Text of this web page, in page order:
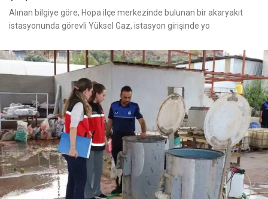
Alınan bilgiye göre, Hopa ilçe merkezinde bulunan bir akaryakıt
istasyonunda görevli Yüksel Gaz, istasyon girişinde yo